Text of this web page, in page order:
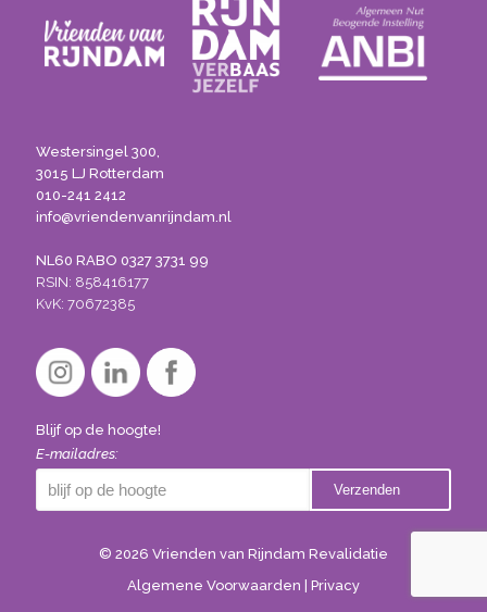
Westersingel 300,
3015 LJ Rotterdam
010-241 2412
info@vriendenvanrijndam.nl
NL60 RABO 0327 3731 99
RSIN: 858416177
KvK: 70672385
Blijf op de hoogte!
E-mailadres:
© 2026 Vrienden van Rijndam Revalidatie
Algemene Voorwaarden
Privacy